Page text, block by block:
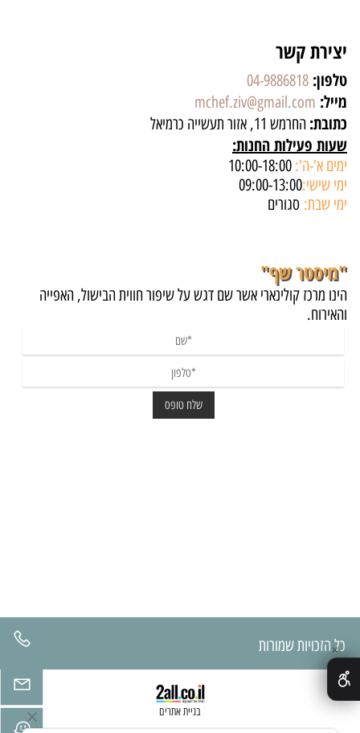
יצירת קשר
טלפון: 04-9886818
מייל: mchef.ziv@gmail.com
כתובת: החרמש 11, אזור תעשייה כרמיאל
שעות פעילות החנות:
ימים א'-ה':
ימי שישי:09:00-13:00
ימי שבת: סגורים
"מיסטר שף"
הינו מרכז קולינארי אשר שם דגש על שיפור חווית הבישול, האפייה
והאירוח.
כל הזכויות שמורות
בניית אתרים
✕